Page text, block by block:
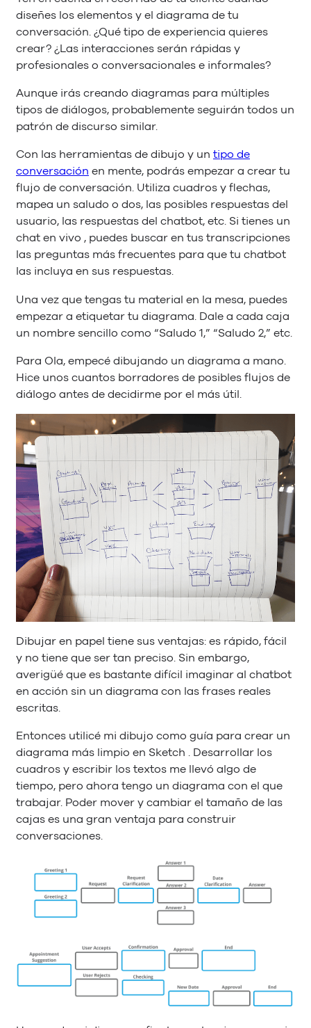
diseñes los elementos y el diagrama de tu
conversación. ¿Qué tipo de experiencia quieres
crear? ¿Las interacciones serán rápidas y
profesionales o conversacionales e informales?
Aunque irás creando diagramas para múltiples
tipos de diálogos, probablemente seguirán todos un
patrón de discurso similar.
Con las herramientas de dibujo y un tipo de
conversación en mente, podrás empezar a crear tu
flujo de conversación. Utiliza cuadros y flechas,
mapea un saludo o dos, las posibles respuestas del
usuario, las respuestas del chatbot, etc. Si tienes un
chat en vivo , puedes buscar en tus transcripciones
las preguntas más frecuentes para que tu chatbot
las incluya en sus respuestas.
Una vez que tengas tu material en la mesa, puedes
empezar a etiquetar tu diagrama. Dale a cada caja
un nombre sencillo como “Saludo 1,” “Saludo 2,” etc.
Para Ola, empecé dibujando un diagrama a mano.
Hice unos cuantos borradores de posibles flujos de
diálogo antes de decidirme por el más útil.
Dibujar en papel tiene sus ventajas: es rápido, fácil
y no tiene que ser tan preciso. Sin embargo,
averigüé que es bastante difícil imaginar al chatbot
en acción sin un diagrama con las frases reales
escritas.
Entonces utilicé mi dibujo como guía para crear un
diagrama más limpio en Sketch . Desarrollar los
cuadros y escribir los textos me llevó algo de
tiempo, pero ahora tengo un diagrama con el que
trabajar. Poder mover y cambiar el tamaño de las
cajas es una gran ventaja para construir
conversaciones.